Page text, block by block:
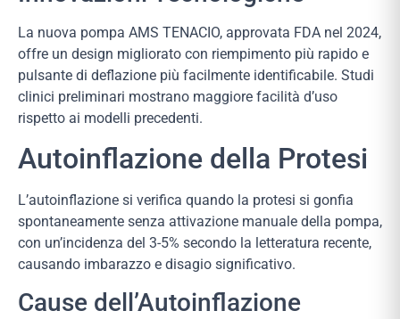
La nuova pompa AMS TENACIO, approvata FDA nel 2024,
offre un design migliorato con riempimento più rapido e
pulsante di deflazione più facilmente identificabile. Studi
clinici preliminari mostrano maggiore facilità d’uso
rispetto ai modelli precedenti.
Autoinflazione della Protesi
L’autoinflazione si verifica quando la protesi si gonfia
spontaneamente senza attivazione manuale della pompa,
con un’incidenza del 3-5% secondo la letteratura recente,
causando imbarazzo e disagio significativo.
Cause dell’Autoinflazione